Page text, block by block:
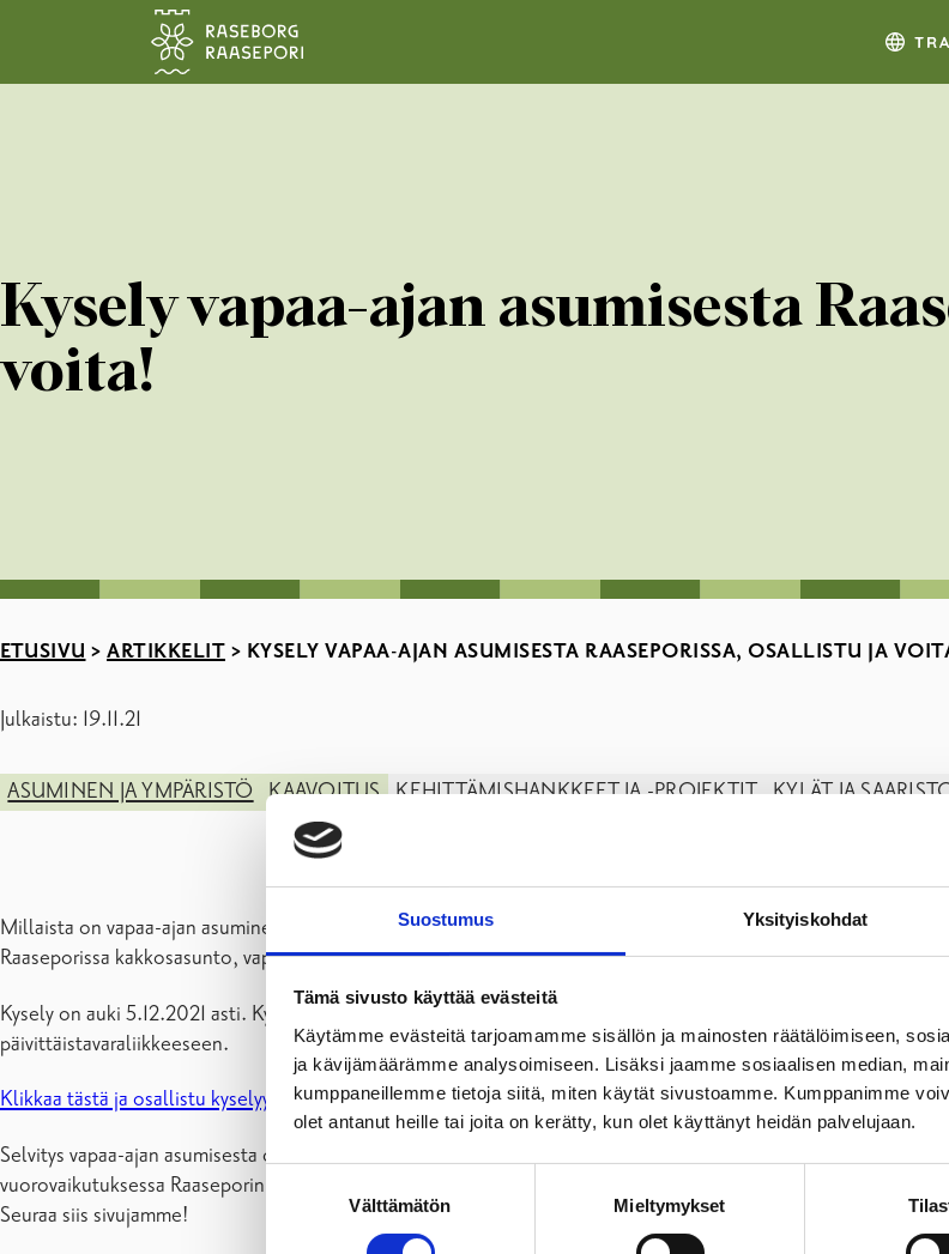
Suostumus Yksityiskohdat
Tämä sivusto käyttää evästeitä
Käytämme evästeitä tarjoamamme sisällön ja mainosten räätälöimiseen,
ja kävijämäärämme analysoimiseen. Lisäksi jaamme sosiaalisen median,
kumppaneillemme tietoja siitä, miten käytät sivustoamme. Kumppanimme
olet antanut heille tai joita on kerätty, kun olet käyttänyt heidän palvelujaan.
Välttämätön Mieltymykset
Kysely vapaa-ajan asumisesta
voita!
ETUSIVU > ARTIKKELIT > KYSELY VAPAA-AJAN ASUMISESTA RAASEPORISSA, OSALLISTU JA
Julkaistu: 19.11.21
ASUMINEN JA YMPÄRISTÖ KAAVOITUS KEHITTÄMISHANKKEET JA -PROJEKTIT KYLÄT JA
Millaista on vapaa-ajan asuminen Raaseporissa? Raaseporin kaavoitusyksikkö haluaa kuulla näkemyksesi ja
Raaseporissa kakkosasunto, vapaa-ajan asunto tai kesämökki. Kotikunnallasi ei ole väliä, myös raaseporilaiset
Kysely on auki 5.12.2021 asti. Kyselyyn vastaamiseen menee noin 10 minuuttia. Vastaajien kesken arvotaan 50
päivittäistavaraliikkeeseen.
Klikkaa tästä ja osallistu kyselyyn!
Selvitys vapaa-ajan asumisesta on osa maankäytön kehityskuvatyötä. Maankäytön kehityskuvan tavoitevuosi
vuorovaikutuksessa Raaseporin asukkaiden ja toimijoiden kanssa. Maankäytön kehityskuvatyöstä ja siihen
Seuraa siis sivujamme!